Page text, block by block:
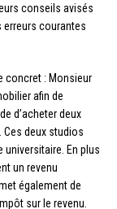
conseils avisés
erreurs courantes
concret : Monsieur
afin de
d’acheter deux
Ces deux studios
universitaire. En plus
un revenu
également de
sur le revenu.